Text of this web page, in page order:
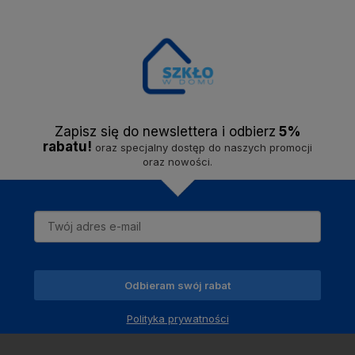
0,00 zł
Do ulubionych
Do ulubionych Do ulubionych
Do ulubionych
Zapisz się do newslettera i odbierz 5%
rabatu! oraz specjalny dostęp do naszych promocji
oraz nowości.
Odbieram swój rabat
Polityka prywatności